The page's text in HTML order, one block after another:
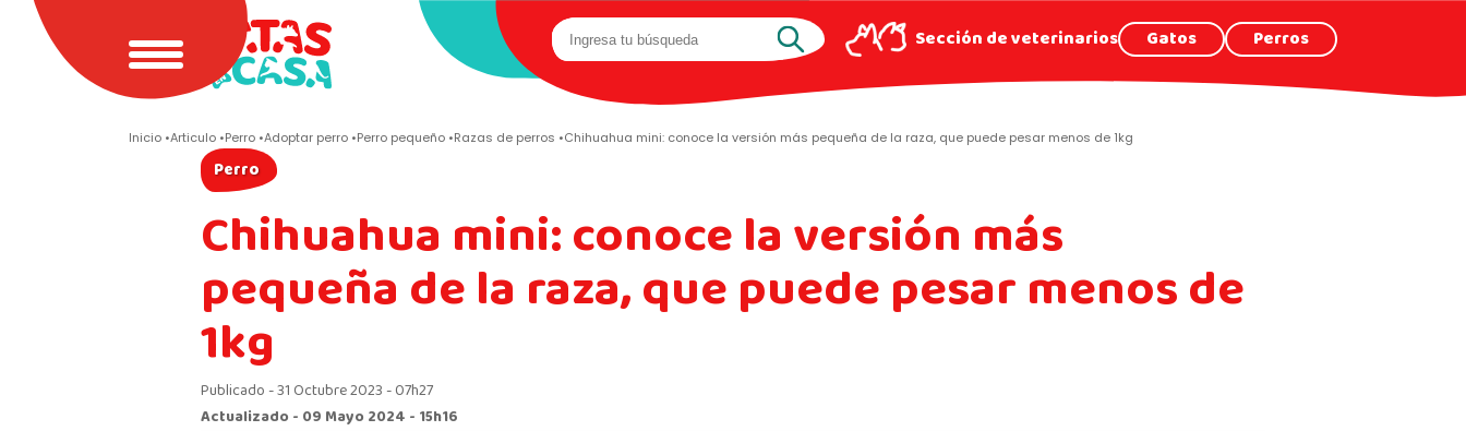
Sección de veterinarios Gatos Perros
Inicio Articulo Perro Adoptar perro Perro pequeño Razas de perros Chihuahua mini: conoce la versión más pequeña de la raza, que puede pesar menos de 1kg
Perro
Chihuahua mini: conoce la versión más
pequeña de la raza, que puede pesar menos de
1kg
Publicado - 31 Octubre 2023 - 07h27
Actualizado - 09 Mayo 2024 - 15h16